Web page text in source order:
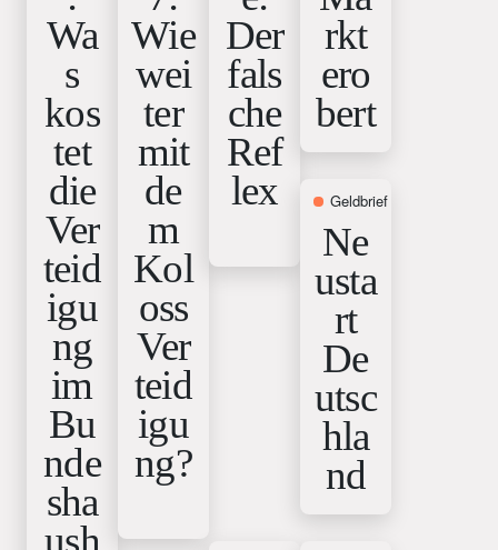
Wa
s
kos
tet
die
Ver
teid
igu
ng
im
Bu
nde
sha
ush
Wie
wei
ter
mit
de
m
Kol
oss
Ver
teid
igu
ng?
Der
fals
che
Ref
lex
rkt
ero
bert
Geldbrief
Ne
usta
rt
De
utsc
hla
nd